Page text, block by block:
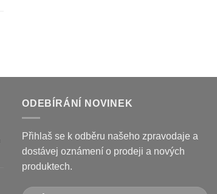
ODEBÍRÁNÍ NOVINEK
Přihlaš se k odběru našeho zpravodaje a
dostávej oznámení o prodeji a nových
produktech.